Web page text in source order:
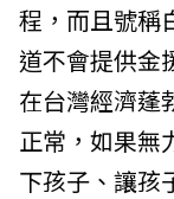
程，而且號稱
道不會提供金
在台灣經濟蓬
正常，如果無
下孩子、讓孩